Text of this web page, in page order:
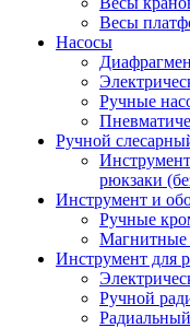
Весы
Насосы
Ручные
Ручной
рюкзаки
Инструмент и
Ручные
Магнитные
Инструмент для
Ручной